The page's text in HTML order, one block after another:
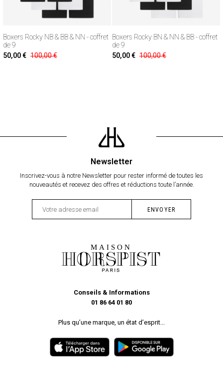
Boxers Rocky NB & BB & NN - coffret
de 9
50,00 € 100,00 €
Boxers Rocky BN & NN & BB - coffret
de 9
50,00 € 100,00 €
Newsletter
Inscrivez-vous à notre Newsletter pour rester informé de toutes les
nouveautés et recevez des offres et réductions toute l’année.
Conseils & Informations
01 86 64 01 80
Plus qu’une marque, un état d’esprit...